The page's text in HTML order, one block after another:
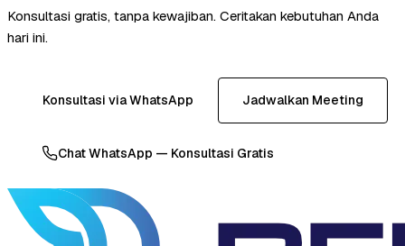
Konsultasi gratis, tanpa kewajiban. Ceritakan kebutuhan Anda
hari ini.
Konsultasi via WhatsApp Jadwalkan Meeting
Chat WhatsApp — Konsultasi Gratis